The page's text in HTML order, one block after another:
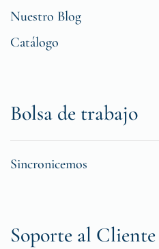
Nuestro Blog
Catálogo
Bolsa de trabajo
Sincronicemos
Soporte al Cliente